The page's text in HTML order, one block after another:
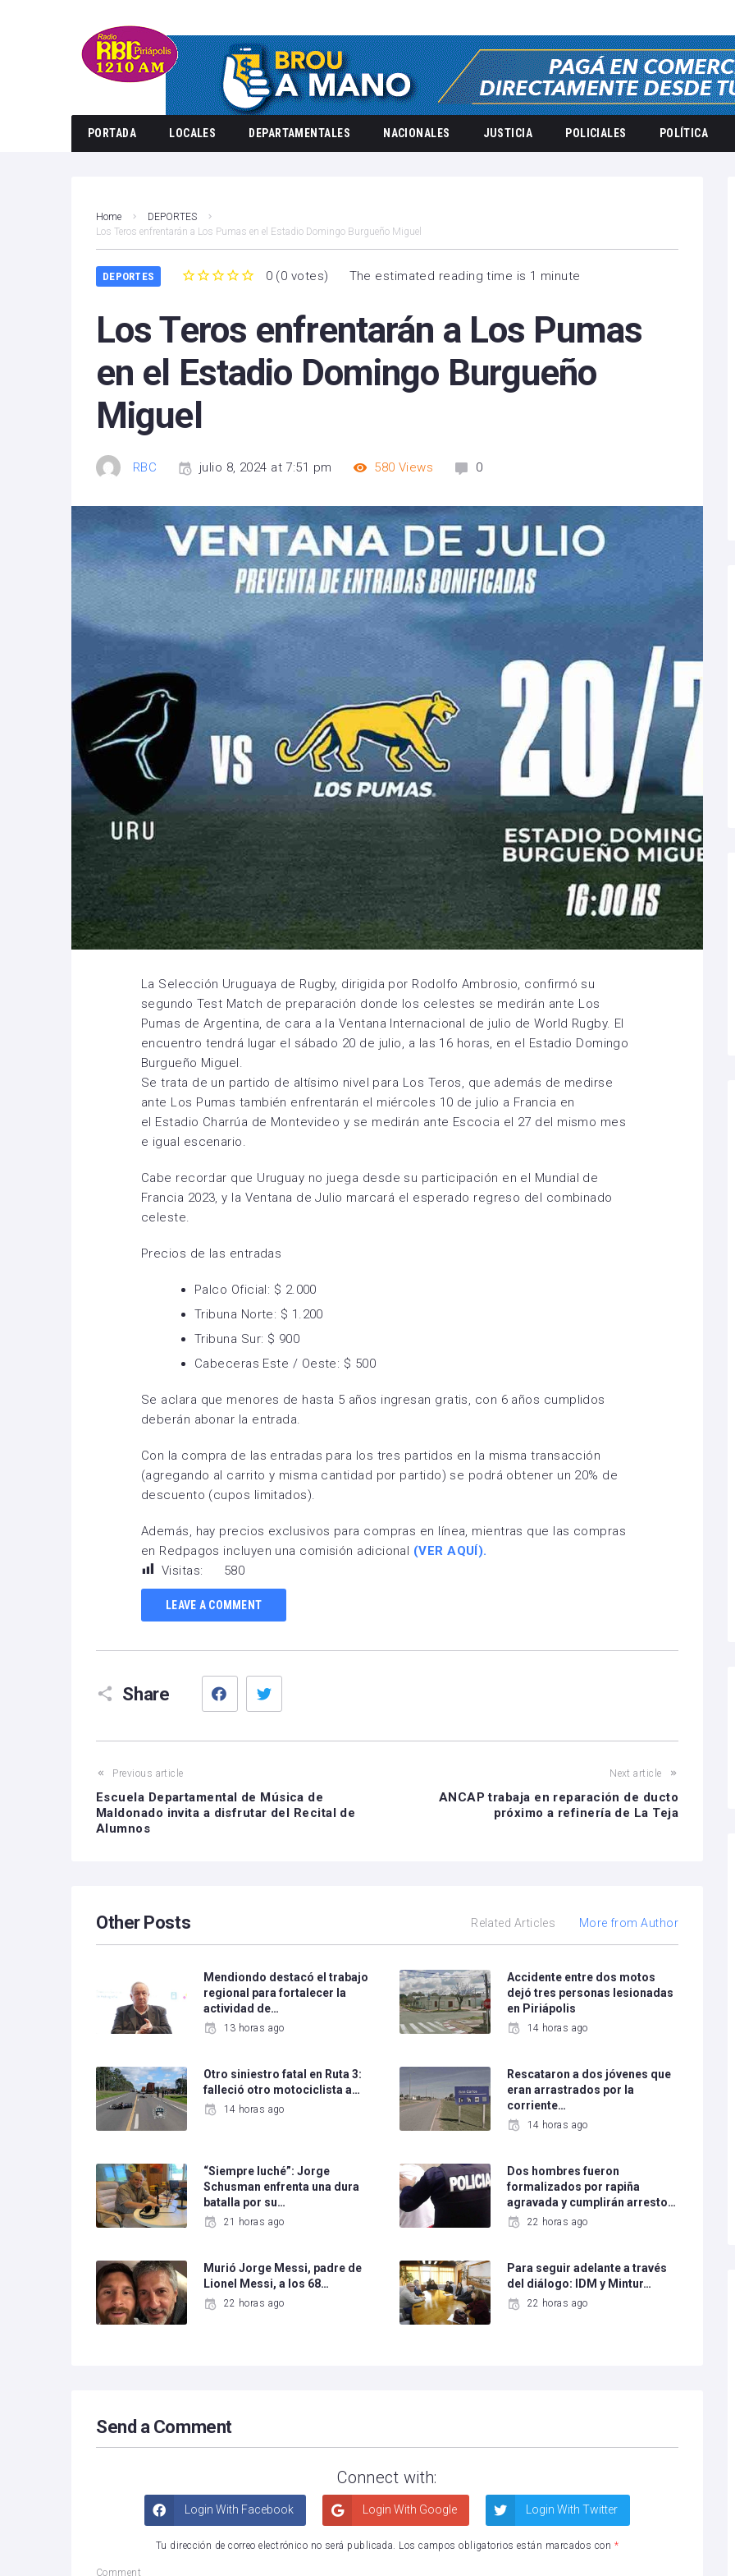
PORTADA LOCALES DEPARTAMENTALES NACIONALES JUSTICIA POLICIALES POLÍTICA
Home
DEPORTES
Los Teros enfrentarán a Los Pumas en el Estadio Domingo Burgueño Miguel
DEPORTES 0 (0 votes) The estimated reading time is 1 minute
Los Teros enfrentarán a Los Pumas
en el Estadio Domingo Burgueño
Miguel
RBC julio 8, 2024 at 7:51 pm 580 Views 0
La Selección Uruguaya de Rugby, dirigida por Rodolfo Ambrosio, confirmó su
segundo Test Match de preparación donde los celestes se medirán ante Los
Pumas de Argentina, de cara a la Ventana Internacional de julio de World Rugby. El
encuentro tendrá lugar el sábado 20 de julio, a las 16 horas, en el Estadio Domingo
Burgueño Miguel.
Se trata de un partido de altísimo nivel para Los Teros, que además de medirse
ante Los Pumas también enfrentarán el miércoles 10 de julio a Francia en
el Estadio Charrúa de Montevideo y se medirán ante Escocia el 27 del mismo mes
e igual escenario.
Cabe recordar que Uruguay no juega desde su participación en el Mundial de
Francia 2023, y la Ventana de Julio marcará el esperado regreso del combinado
celeste.
Precios de las entradas
Palco Oficial: $ 2.000
Tribuna Norte: $ 1.200
Tribuna Sur: $ 900
Cabeceras Este / Oeste: $ 500
Se aclara que menores de hasta 5 años ingresan gratis, con 6 años cumplidos
deberán abonar la entrada.
Con la compra de las entradas para los tres partidos en la misma transacción
(agregando al carrito y misma cantidad por partido) se podrá obtener un 20% de
descuento (cupos limitados).
Además, hay precios exclusivos para compras en línea, mientras que las compras
en Redpagos incluyen una comisión adicional (VER AQUÍ).
Visitas:
580
LEAVE A COMMENT
Share
Facebook
Previous article
Escuela Departamental de Música de
Maldonado invita a disfrutar del Recital de
Alumnos
Next article
ANCAP trabaja en reparación de ducto
próximo a refinería de La Teja
Other Posts Related Articles More from Author
Mendiondo destacó el trabajo
regional para fortalecer la
actividad de…
13 horas ago
Accidente entre dos motos
dejó tres personas lesionadas
en Piriápolis
14 horas ago
Otro siniestro fatal en Ruta 3:
falleció otro motociclista a…
14 horas ago
Rescataron a dos jóvenes que
eran arrastrados por la
corriente…
14 horas ago
“Siempre luché”: Jorge
Schusman enfrenta una dura
batalla por su…
21 horas ago
Dos hombres fueron
formalizados por rapiña
agravada y cumplirán arresto…
22 horas ago
Murió Jorge Messi, padre de
Lionel Messi, a los 68…
22 horas ago
Para seguir adelante a través
del diálogo: IDM y Mintur…
22 horas ago
Send a Comment
Connect with:
Login With Facebook Login With Google Login With Twitter
Tu dirección de correo electrónico no será publicada. Los campos obligatorios están marcados con *
Comment